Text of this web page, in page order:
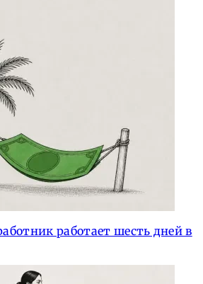
работает шесть дней в